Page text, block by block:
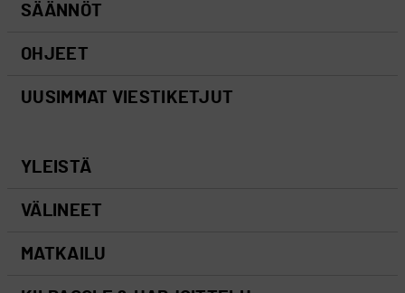
SÄÄNNÖT
OHJEET
UUSIMMAT VIESTIKETJUT
YLEISTÄ
VÄLINEET
MATKAILU